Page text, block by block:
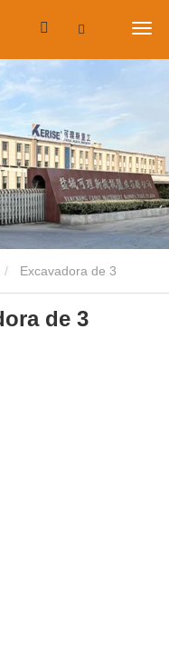
Excavadora de 3
3 toneladas.
de 3